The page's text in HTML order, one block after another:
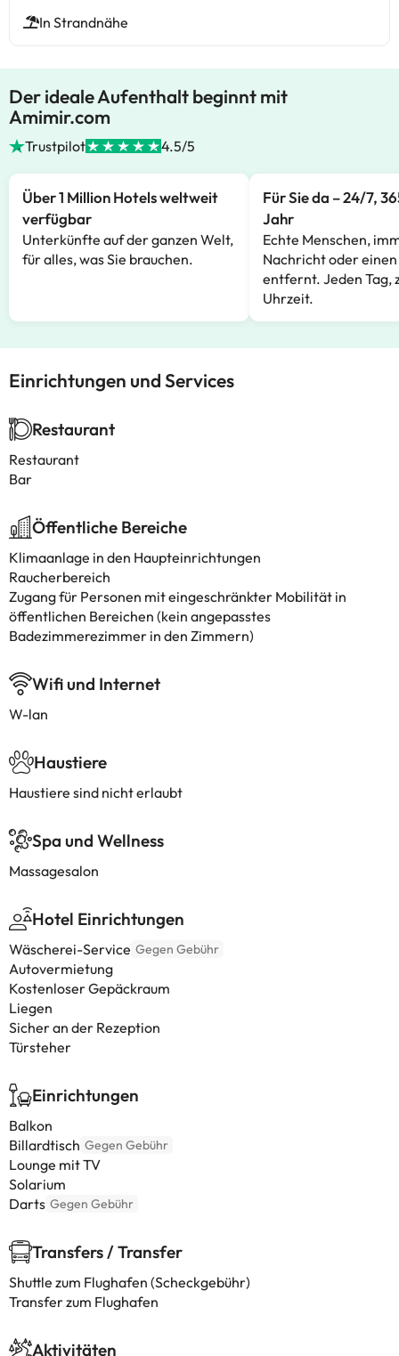
In Strandnähe
Der ideale Aufenthalt beginnt mit
Amimir.com
Trustpilot 4.5/5
Über 1 Million Hotels weltweit
verfügbar
Unterkünfte auf der ganzen Welt,
für alles, was Sie brauchen.
Für Sie da – 24/7,
Jahr
Echte Menschen,
Nachricht oder
entfernt. Jeden Tag,
Uhrzeit.
Einrichtungen und Services
Restaurant
Restaurant
Bar
Öffentliche Bereiche
Klimaanlage in den Haupteinrichtungen
Raucherbereich
Zugang für Personen mit eingeschränkter Mobilität in
öffentlichen Bereichen (kein angepasstes
Badezimmerezimmer in den Zimmern)
Wifi und Internet
W-lan
Haustiere
Haustiere sind nicht erlaubt
Spa und Wellness
Massagesalon
Hotel Einrichtungen
Wäscherei-Service Gegen Gebühr
Autovermietung
Kostenloser Gepäckraum
Liegen
Sicher an der Rezeption
Türsteher
Einrichtungen
Balkon
Billardtisch Gegen Gebühr
Lounge mit TV
Solarium
Darts Gegen Gebühr
Transfers / Transfer
Shuttle zum Flughafen (Scheckgebühr)
Transfer zum Flughafen
Aktivitäten